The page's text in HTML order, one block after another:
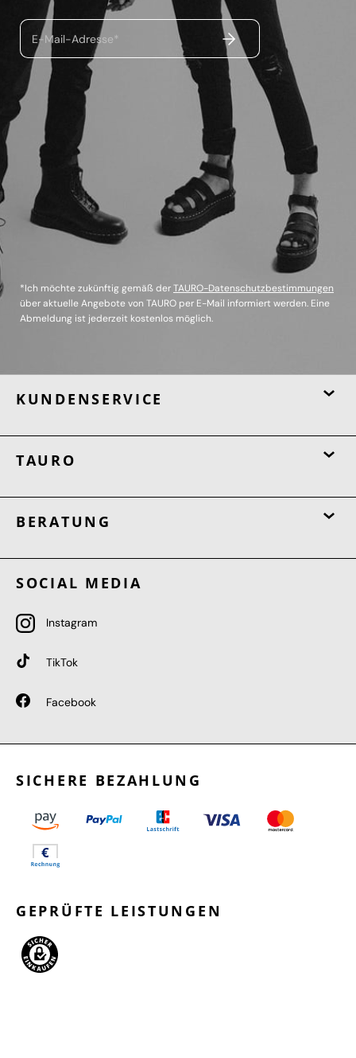
E-Mail-Adresse* ABSENDEN
*Ich möchte zukünftig gemäß derTAURO-Datenschutzbestimmungen
über aktuelle Angebote von TAURO per E-Mail informiert werden. Eine
Abmeldung ist jederzeit kostenlos möglich.
KUNDENSERVICE
TAURO
BERATUNG
SOCIAL MEDIA
Instagram
TikTok
Facebook
SICHERE BEZAHLUNG
GEPRÜFTE LEISTUNGEN